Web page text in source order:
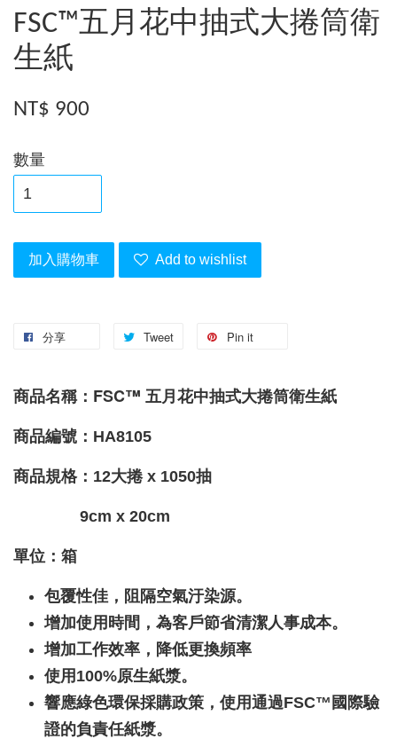
FSC™五月花中抽式大捲筒衛
生紙
NT$ 900
數量
加入購物車 Add to wishlist
分享 Tweet Pin it
商品名稱： FSC™ 五月花中抽式大捲筒衛生紙
商品編號：HA8105
商品規格：12大捲 x 1050抽
9cm x 20cm
單位：箱
包覆性佳，阻隔空氣汙染源。
增加使用時間，為客戶節省清潔人事成本。
增加工作效率，降低更換頻率
使用100%原生紙漿。
響應綠色環保採購政策，使用通過FSC™國際驗
證的負責任紙漿。